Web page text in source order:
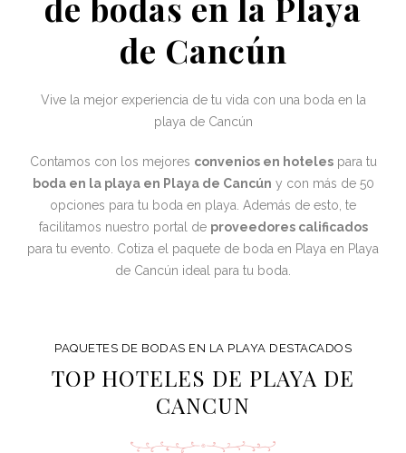
de Cancún
Vive la mejor experiencia de tu vida con una boda en la
playa de Cancún
Contamos con los mejores convenios en hotelespara tu
boda en la playa en Playa de Cancún y con más de 50
opciones para tu boda en playa. Además de esto, te
facilitamos nuestro portal de proveedores calificados
para tu evento. Cotiza el paquete de boda en Playa en Playa
de Cancún ideal para tu boda.
PAQUETES DE BODAS EN LA PLAYA DESTACADOS
TOP HOTELES DE PLAYA DE
CANCUN